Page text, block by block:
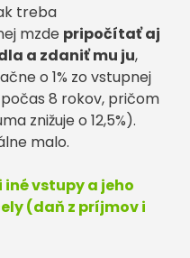
treba
mzde pripočítať aj
a zdaniť mu ju,
o 1% zo vstupnej
8 rokov, pričom
znižuje o 12,5%).
malo.
vstupy a jeho
(daň z príjmov i